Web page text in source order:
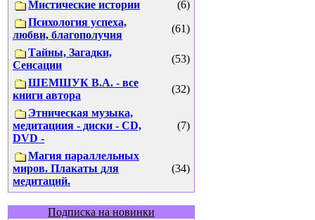
Мистические истории
(6)
Психология успеха,
любви, благополучия
(61)
Тайны, Загадки,
Сенсации
(53)
ШЕМШУК В.А. - все
книги автора
(32)
Этническая музыка,
медитациия - диски - CD,
DVD -
(7)
Магия параллельных
миров. Плакаты для
медитаций.
(34)
Подписка на новинки